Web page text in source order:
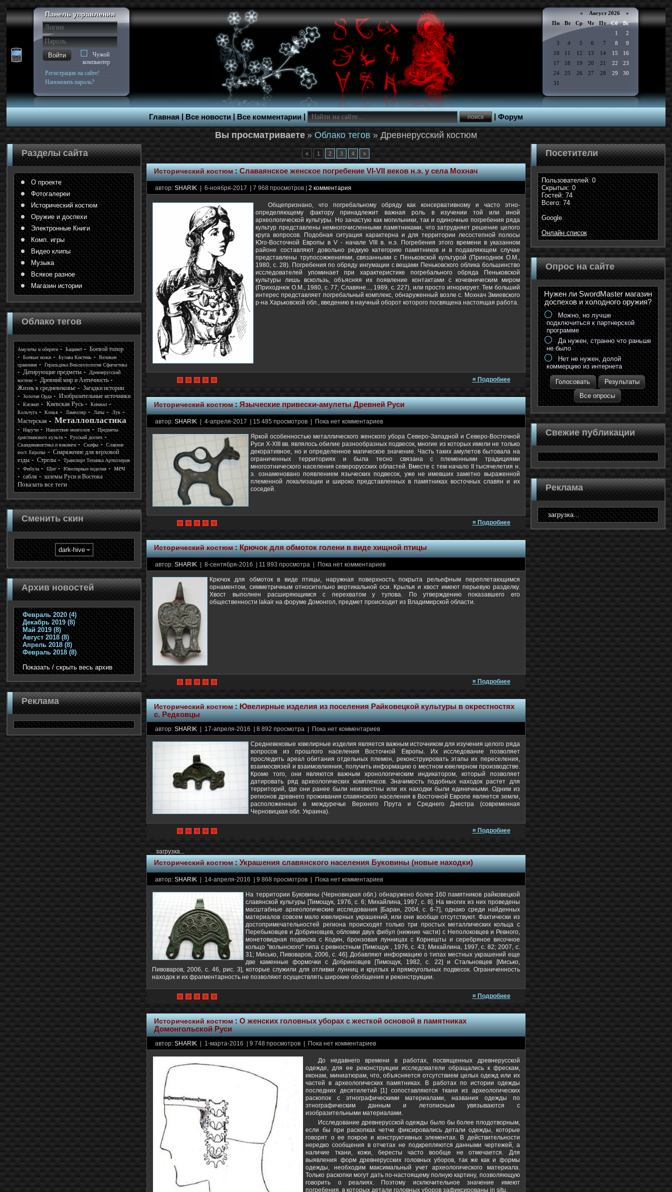
Панель управления
Войти
Чужой
компьютер
Регистрация на сайте!
Напомнить пароль?
«Август 2026 »
Пн
Вт Ср Чт Пт Сб
Вс
1
2
3
4 5 6 7 8
9
10
11 12 13 14 15
16
17
18 19 20 21 22
23
24
25 26 27 28 29
30
31
Главная|Все новости|Все комментарии| |Форум
»Облако тегов » Древнерусский костюм
« 1 2 3 4 »
Исторический костюм: Славаянское женское погребение VI-VII веков н.э. у села Мохнач
автор:SHARIK | 6-ноября-2017 | 7 968 просмотров |2 комментария
Общепризнано, что погребальному обряду как консервативному и часто этно-
определяющему фактору принадлежит важная роль в изучении той или иной
археологической культуры. Но зачастую как могильники, так и одиночные погребения ряда
культур представлены немногочисленными памятниками, что затрудняет решение целого
круга вопросов. Подобная ситуация характерна и для территории лесостепной полосы
Юго-Восточной Европы в V - начале VIII в. н.э. Погребения этого времени в указанном
районе составляют довольно редкую категорию памятников и в подавляющем случае
представлены трупосожжениями, связанными с Пеньковской культурой (Приходнюк О.М.,
1980, с. 28). Погребения по обряду ингумации с вещами Пеньковского облика большинство
исследователей упоминает при характеристике погребального обряда Пеньковской
культуры лишь вскользь, объясняя их появление контактами с кочевническим миром
(Приходнюк О.М., 1980, с. 77; Славяне..., 1989, с. 227), или просто игнорирует. Тем больший
интерес представляет погребальный комплекс, обнаруженный возле с. Мохнач Змиевского
р-на Харьковской обл., введению в научный оборот которого посвящена настоящая работа.
¤ Подробнее
Исторический костюм: Языческие привески-амулеты Древней Руси
автор:SHARIK | 4-апреля-2017 | 15 485 просмотров | Пока нет комментариев
Яркой особенностью металлического женского убора Северо-Западной и Северо-Восточной
Руси X-XIII вв. являлось обилие разнообразных подвесок, многие из которых имели не только
декоративное, но и определенное магическое значение. Часть таких амулетов бытовала на
ограниченных территориях и была тесно связана с племенными традициями
многоэтнического населения северорусских областей. Вместе с тем начало II тысячелетия н.
э. ознаменовано появлением языческих подвесок, уже не имевших заметно выраженной
племенной локализации и широко представленных в памятниках восточных славян и их
соседей.
¤ Подробнее
Исторический костюм: Крючок для обмоток голени в виде хищной птицы
автор:SHARIK | 8-сентября-2016 | 11 893 просмотра | Пока нет комментариев
Крючок для обмоток в виде птицы, наружная поверхность покрыта рельефным переплетающимся
орнаментом, симметричным относительно вертикальной оси. Крылья и хвост имеют перьевую разделку.
Хвост выполнен расширяющимся с перехватом у тулова. По утверждению показавшего его
общественности lakair на форуме Домонгол, предмет происходит из Владимирской области.
¤ Подробнее
Исторический костюм: Ювелирные изделия из поселения Райковецкой культуры в окрестностях
с. Редковцы
автор:SHARIK | 17-апреля-2016 | 8 892 просмотра | Пока нет комментариев
Средневековые ювелирные изделия является важным источником для изучения целого ряда
вопросов из прошлого населения Восточной Европы. Их исследование позволяет
проследить ареал обитания отдельных племен, реконструировать этапы их переселения,
взаимосвязей и взаимовлияния, получить информацию о местном ювелирном производстве.
Кроме того, они являются важным хронологическим индикатором, который позволяет
датировать ряд археологических комплексов. Значимость подобных находок растет для
территорий, где они ранее были неизвестны или их находки были единичными. Одним из
регионов древнего проживания славянского населения в Восточной Европе является земли,
расположенные в междуречье Верхнего Прута и Среднего Днестра (современная
Черновицкая обл. Украина).
¤ Подробнее
загрузка...
Исторический костюм: Украшения славянского населения Буковины (новые находки)
автор:SHARIK | 14-апреля-2016 | 9 868 просмотров | Пока нет комментариев
На территории Буковины (Черновицкая обл.) обнаружено более 160 памятников райковецкой
славянской культуры [Тимощук, 1976, с. 6; Михайлина, 1997, с. 8]. На многих из них проведены
масштабные археологические исследования [Баран, 2004, с. 6-7], однако среди найденных
материалов совсем мало ювелирных украшений, или они вообще отсутствуют. Фактически из
достопримечательностей региона происходят только три простых металлических кольца с
Перебыковцев и Добриновцев, обломки двух фибул (нижние части) с Неполоковцев и Ревного,
монетовидная подвеска с Кодин, бронзовая лунницах с Корнешты и серебряное височное
кольцо "волынского" типа с ревностным [Тимощук , 1976, с. 43; Михайлина, 1997, с. 82; 2007, с.
31; Мисько, Пивоваров, 2006, с. 46]. Добавляют информацию о типах местных украшений еще
две каменные формочки с Добриновцев [Тимощук, 1982, с. 22] и Стальновцев [Мисько,
Пивоваров, 2006, с. 46, рис. 3], которые служили для отливки лунниц и круглых и прямоугольных подвесок. Ограниченность
находок и их фрагментарность не позволяют осуществлять широкие обобщения и реконструкции.
¤ Подробнее
Исторический костюм: О женских головных уборах с жесткой основой в памятниках
Домонгольской Руси
автор:SHARIK | 1-марта-2016 | 9 748 просмотров | Пока нет комментариев
До недавнего времени в работах, посвященных древнерусской
одежде, для ее реконструкции исследователи обращались к фрескам,
иконам, миниатюрам, что, объясняется отсутствием целых одежд или их
частей в археологических памятниках. В работах по истории одежды
последних десятилетий [1] сопоставляются ткани из археологических
раскопок с этнографическими материалами, названия одежды по
этнографическим данным и летописным увязываются с
изобразительными материалами.
Исследование древнерусской одежды было бы более плодотворным,
если бы при раскопках четче фиксировались детали одежды, которые
говорят о ее покрое и конструктивных элементах. В действительности
нередко сообщения в отчетах не подкрепляются данными чертежей, а
наличие ткани, кожи, бересты часто вообще не отмечается. Для
выявления форм древнерусских головных уборов, так же как и формы
одежды, необходим максимальный учет археологического материала.
Только раскопки могут дать по-настоящему полную картину, позволяющую
говорить о реалиях. Поэтому исключительное значение имеют
погребения, в которых детали головных уборов зафиксированы in situ.
Разделы сайта
О проекте
Фотогалереи
Исторический костюм
Оружие и доспехи
Электронные Книги
Комп. игры
Видео клипы
Музыка
Всякое разное
Магазин истории
Облако тегов
Амулеты и обереги Бацинет Боевой топор
Боевые ножи Булава Кистень
Великие
сражения
Геральдика Вексиллология Сфагистика
Датирующие предметы
Древнерусский
костюм
Древний мир и Античность
Жизнь в средневековье
Загадки истории
Золотая Орда Изобразительные источники
Каганат Киевская Русь
Кинжал
Кольчуга
Копья Ламелляр Латы Лук
Мастерская Металлопластика
Наручи Нашествие монголов
Предметы
христианского культа
Русский доспех
Скандинавистика и викинги
Скифы
Славяне
вост. Европы
Снаряжение для верховой
езды
Стрелы
Транспорт Техника Артиллерия
Фибула
Щит Ювелирные изделия меч
сабля шлемы Руси и Востока
Показать все теги
Сменить скин
Архив новостей
Февраль 2020 (4)
Декабрь 2019 (8)
Май 2019 (8)
Август 2018 (8)
Апрель 2018 (8)
Февраль 2018 (8)
Показать / скрыть весь архив
Реклама
Посетители
Пользователей: 0
Скрытых: 0
Гостей: 74
Всего: 74
Google
Онлайн список
Опрос на сайте
Нужен ли SwordMaster магазин
доспехов и холодного оружия?
Можно, но лучше
подключиться к партнерской
программе
Да нужен, странно что раньше
не было
Нет не нужен, долой
коммерцию из интернета
Голосовать
Результаты
Все опросы
Свежие публикации
Реклама
загрузка...